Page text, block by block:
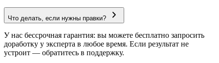
Что делать, если нужны правки?
У нас бессрочная гарантия: вы можете бесплатно запросить
доработку у эксперта в любое время. Если результат не
устроит — обратитесь в поддержку.